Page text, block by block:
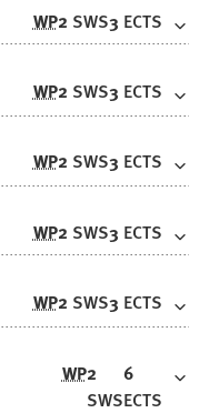
WP2 SWS3 ECTS
WP2 SWS3 ECTS
WP2 SWS3 ECTS
WP2 SWS3 ECTS
WP2 SWS3 ECTS
WP2
SWS
6
ECTS